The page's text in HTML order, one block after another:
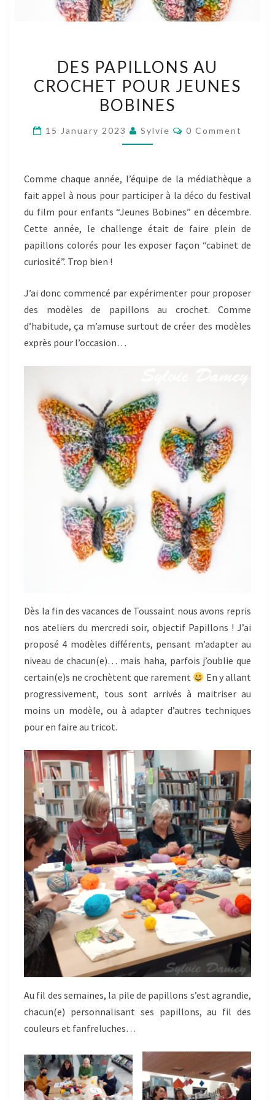
PAPILLONS
AU
CROCHET
JEUNES
DES PAPILLONS AU
CROCHET POUR JEUNES
BOBINES
15 January 2023 Sylvie Comments
0 Comment
Comme chaque année, l’équipe de la médiathèque a
fait appel à nous pour participer à la déco du festival
du film pour enfants “Jeunes Bobines” en décembre.
Cette année, le challenge était de faire plein de
papillons colorés pour les exposer façon “cabinet de
curiosité”. Trop bien !
J’ai donc commencé par expérimenter pour proposer
des modèles de papillons au crochet. Comme
d’habitude, ça m’amuse surtout de créer des modèles
exprès pour l’occasion…
Dès la fin des vacances de Toussaint nous avons repris
nos ateliers du mercredi soir, objectif Papillons ! J’ai
proposé 4 modèles différents, pensant m’adapter au
niveau de chacun(e)… mais haha, parfois j’oublie que
certain(e)s ne crochètent que rarement
En y allant
progressivement, tous sont arrivés à maitriser au
moins un modèle, ou à adapter d’autres techniques
pour en faire au tricot.
Au fil des semaines, la pile de papillons s’est agrandie,
chacun(e) personnalisant ses papillons, au fil des
couleurs et fanfreluches…